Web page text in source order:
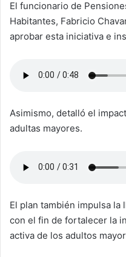
El funcionario de
Habitantes, Fabricio
aprobar esta iniciativa e
Asimismo, detalló el
adultas mayores.
El plan también impulsa la
con el fin de fortalecer la
activa de los adultos